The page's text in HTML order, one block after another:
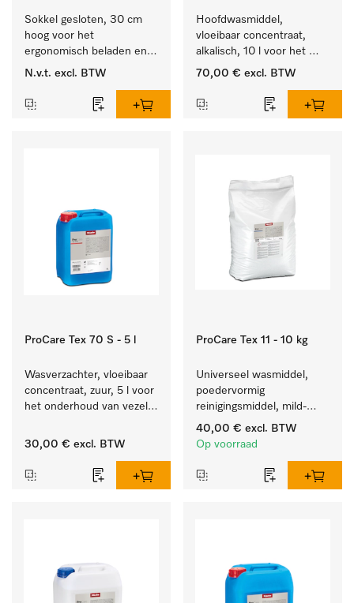
Sokkel gesloten, 30 cm
hoog voor het
ergonomisch beladen en
legen van de wasmachine
N.v.t. excl. BTW
Hoofdwasmiddel,
vloeibaar concentraat,
alkalisch, 10 l voor het
reinigen van wit wasgoed
70,00 € excl. BTW
ProCare Tex 70 S - 5 l
Wasverzachter, vloeibaar
concentraat, zuur, 5 l voor
het onderhoud van vezels
zacht blijft.
30,00 € excl. BTW
ProCare Tex 11 - 10 kg
Universeel wasmiddel,
poedervormig
reinigingsmiddel, mild-
alkalisch, 10 kg voor het
reinigen van wit wasgoed
40,00 € excl. BTW
Op voorraad